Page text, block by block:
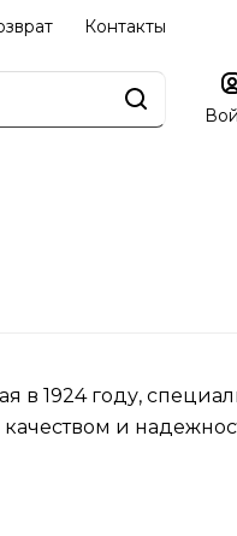
Контакты
в 1924 году,
и